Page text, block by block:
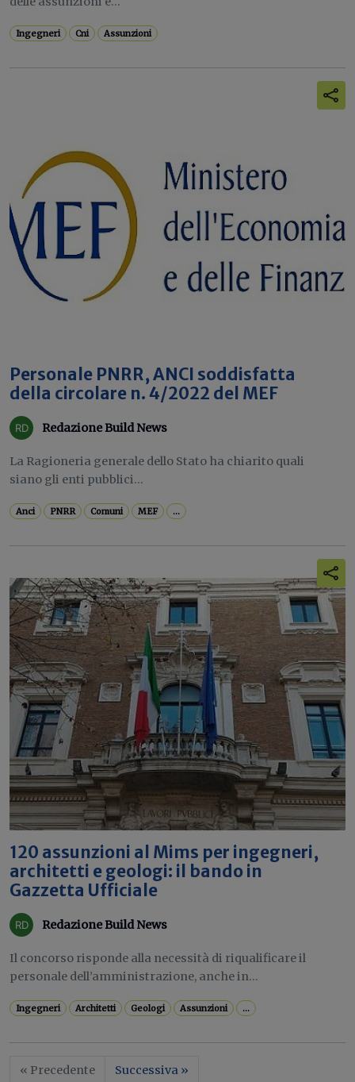
Ingegneri Cni Assunzioni
Personale PNRR, ANCI soddisfatta
della circolare n. 4/2022 del MEF
Redazione Build News
La Ragioneria generale dello Stato ha chiarito quali
siano gli enti pubblici...
Anci PNRR Comuni MEF ...
120 assunzioni al Mims per ingegneri,
architetti e geologi: il bando in
Gazzetta Ufficiale
Redazione Build News
Il concorso risponde alla necessità di riqualificare il
personale dell’amministrazione, anche in...
Ingegneri Architetti Geologi Assunzioni ...
« Precedente Successiva »